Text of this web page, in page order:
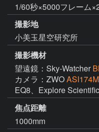
1/60秒×5000フレーム
撮影地
小美玉星空研究所
撮影機材
望遠鏡：Sky-Watcher
カメラ：ZWO
EQ8、Explore
焦点距離
1000mm